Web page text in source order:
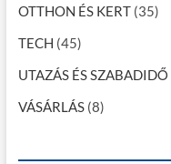
OTTHON ÉS KERT(35)
TECH (45)
UTAZÁS ÉS SZABADIDŐ
VÁSÁRLÁS(8)